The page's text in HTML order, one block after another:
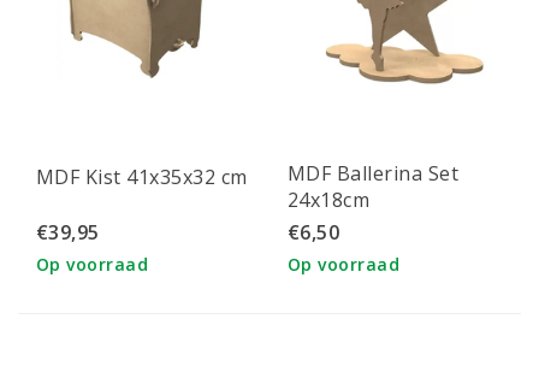
MDF Kist 41x35x32 cm
€39,95
Op voorraad
MDF Ballerina Set
24x18cm
€6,50
Op voorraad